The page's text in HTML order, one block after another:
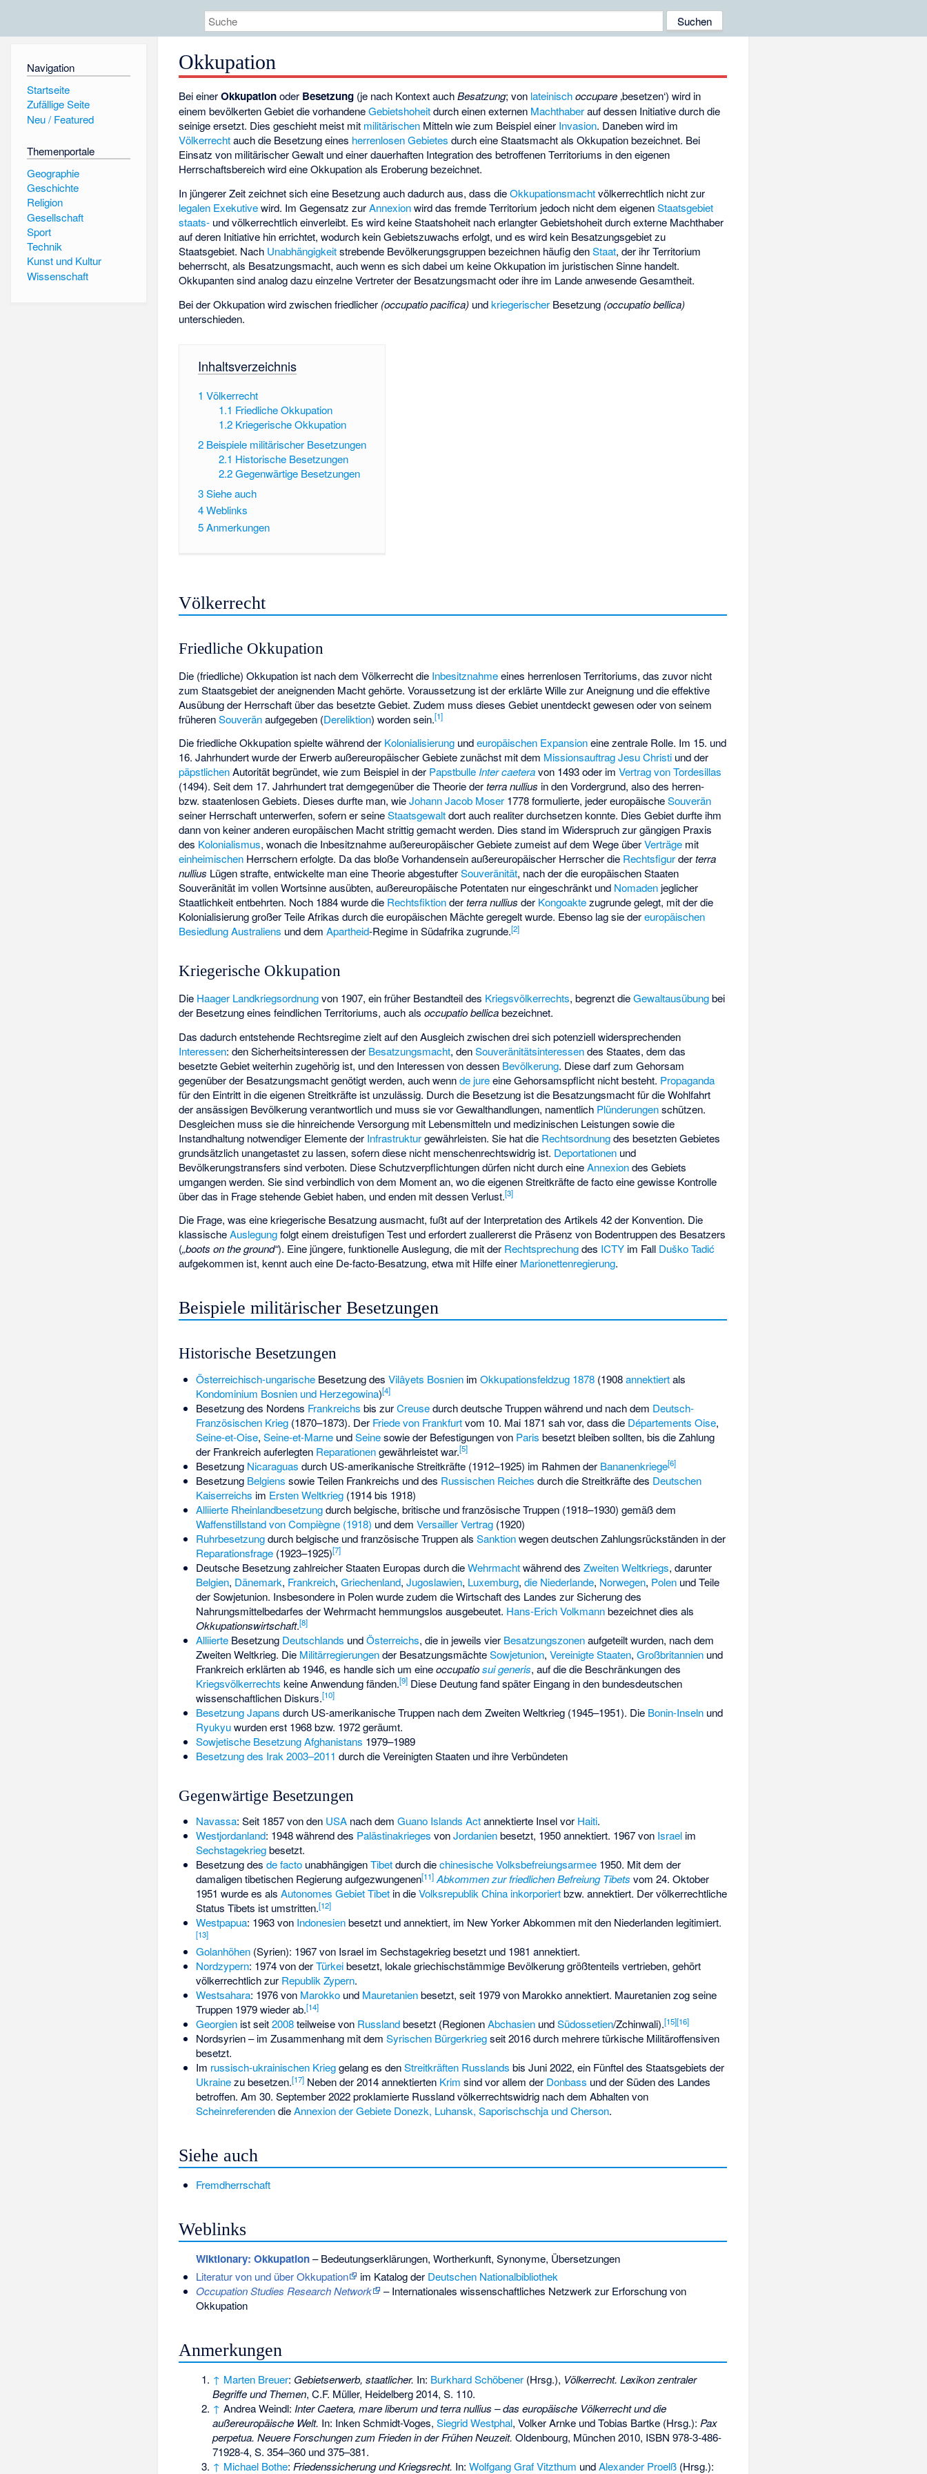
Navigation
Startseite
Zufällige Seite
Neu / Featured
Themenportale
Geographie
Geschichte
Religion
Gesellschaft
Sport
Technik
Kunst und Kultur
Wissenschaft
Okkupation
Bei einerOkkupationoder Besetzung (je nach Kontext auchBesatzung; von lateinisch occupare ‚besetzen‘) wird in
einem bevölkerten Gebiet die vorhandeneGebietshoheitdurch einen externen Machthaberauf dessen Initiative durch die
seinige ersetzt. Dies geschieht meist mit militärischen Mitteln wie zum Beispiel einer Invasion. Daneben wird im
Völkerrechtauch die Besetzung eines herrenlosen Gebietes durch eine Staatsmacht als Okkupation bezeichnet. Bei
Einsatz von militärischer Gewalt und einer dauerhaften Integration des betroffenen Territoriums in den eigenen
Herrschaftsbereich wird eine Okkupation als Eroberung bezeichnet.
In jüngerer Zeit zeichnet sich eine Besetzung auch dadurch aus, dass dieOkkupationsmachtvölkerrechtlich nicht zur
legalen Exekutivewird. Im Gegensatz zurAnnexionwird das fremde Territorium jedoch nicht dem eigenenStaatsgebiet
staats- und völkerrechtlich einverleibt. Es wird keine Staatshoheit nach erlangter Gebietshoheit durch externe Machthaber
auf deren Initiative hin errichtet, wodurch kein Gebietszuwachs erfolgt, und es wird kein Besatzungsgebiet zu
Staatsgebiet. Nach Unabhängigkeitstrebende Bevölkerungsgruppen bezeichnen häufig denStaat, der ihr Territorium
beherrscht, als Besatzungsmacht, auch wenn es sich dabei um keine Okkupation im juristischen Sinne handelt.
Okkupanten sind analog dazu einzelne Vertreter der Besatzungsmacht oder ihre im Lande anwesende Gesamtheit.
Bei der Okkupation wird zwischen friedlicher (occupatio pacifica) undkriegerischer Besetzung (occupatio bellica)
unterschieden.
Inhaltsverzeichnis
1 Völkerrecht
1.1 Friedliche Okkupation
1.2 Kriegerische Okkupation
2 Beispiele militärischer Besetzungen
2.1 Historische Besetzungen
2.2 Gegenwärtige Besetzungen
3Siehe auch
4Weblinks
5Anmerkungen
Völkerrecht
Friedliche Okkupation
Die (friedliche) Okkupation ist nach dem Völkerrecht die Inbesitznahmeeines herrenlosen Territoriums, das zuvor nicht
zum Staatsgebiet der aneignenden Macht gehörte. Voraussetzung ist der erklärte Wille zur Aneignung und die effektive
Ausübung der Herrschaft über das besetzte Gebiet. Zudem muss dieses Gebiet unentdeckt gewesen oder von seinem
früherenSouveränaufgegeben (Dereliktion) worden sein.[1]
Die friedliche Okkupation spielte während der Kolonialisierung undeuropäischen Expansioneine zentrale Rolle. Im 15. und
16. Jahrhundert wurde der Erwerb außereuropäischer Gebiete zunächst mit dem Missionsauftrag Jesu Christi und der
päpstlichenAutorität begründet, wie zum Beispiel in der Papstbulle Inter caeteravon 1493 oder imVertrag von Tordesillas
(1494). Seit dem 17. Jahrhundert trat demgegenüber die Theorie derterra nullius in den Vordergrund, also des herren-
bzw. staatenlosen Gebiets. Dieses durfte man, wieJohann Jacob Moser 1778 formulierte, jeder europäischeSouverän
seiner Herrschaft unterwerfen, sofern er seineStaatsgewaltdort auch realiter durchsetzen konnte. Dies Gebiet durfte ihm
dann von keiner anderen europäischen Macht strittig gemacht werden. Dies stand im Widerspruch zur gängigen Praxis
des Kolonialismus, wonach die Inbesitznahme außereuropäischer Gebiete zumeist auf dem Wege überVerträge mit
einheimischen Herrschern erfolgte. Da das bloße Vorhandensein außereuropäischer Herrscher die Rechtsfigurderterra
nullius Lügen strafte, entwickelte man eine Theorie abgestufterSouveränität, nach der die europäischen Staaten
Souveränität im vollen Wortsinne ausübten, außereuropäische Potentaten nur eingeschränkt und Nomaden jeglicher
Staatlichkeit entbehrten. Noch 1884 wurde die Rechtsfiktionderterra nullius der Kongoaktezugrunde gelegt, mit der die
Kolonialisierung großer Teile Afrikas durch die europäischen Mächte geregelt wurde. Ebenso lag sie dereuropäischen
Besiedlung Australiens und demApartheid-Regime in Südafrika zugrunde.[2]
Kriegerische Okkupation
Die Haager Landkriegsordnungvon 1907, ein früher Bestandteil des Kriegsvölkerrechts, begrenzt dieGewaltausübungbei
der Besetzung eines feindlichen Territoriums, auch alsoccupatio bellicabezeichnet.
Das dadurch entstehende Rechtsregime zielt auf den Ausgleich zwischen drei sich potenziell widersprechenden
Interessen: den Sicherheitsinteressen der Besatzungsmacht, denSouveränitätsinteressendes Staates, dem das
besetzte Gebiet weiterhin zugehörig ist, und den Interessen von dessen Bevölkerung. Diese darf zum Gehorsam
gegenüber der Besatzungsmacht genötigt werden, auch wennde jureeine Gehorsamspflicht nicht besteht. Propaganda
für den Eintritt in die eigenen Streitkräfte ist unzulässig. Durch die Besetzung ist die Besatzungsmacht für die Wohlfahrt
der ansässigen Bevölkerung verantwortlich und muss sie vor Gewalthandlungen, namentlich Plünderungenschützen.
Desgleichen muss sie die hinreichende Versorgung mit Lebensmitteln und medizinischen Leistungen sowie die
Instandhaltung notwendiger Elemente der Infrastrukturgewährleisten. Sie hat die Rechtsordnungdes besetzten Gebietes
grundsätzlich unangetastet zu lassen, sofern diese nicht menschenrechtswidrig ist. Deportationen und
Bevölkerungstransfers sind verboten. Diese Schutzverpflichtungen dürfen nicht durch eineAnnexiondes Gebiets
umgangen werden. Sie sind verbindlich von dem Moment an, wo die eigenen Streitkräfte de facto eine gewisse Kontrolle
über das in Frage stehende Gebiet haben, und enden mit dessen Verlust.[3]
Die Frage, was eine kriegerische Besatzung ausmacht, fußt auf der Interpretation des Artikels 42 der Konvention. Die
klassischeAuslegungfolgt einem dreistufigen Test und erfordert zuallererst die Präsenz von Bodentruppen des Besatzers
(„boots on the ground“). Eine jüngere, funktionelle Auslegung, die mit der Rechtsprechungdes ICTY im Fall Duško Tadić
aufgekommen ist, kennt auch eine De-facto-Besatzung, etwa mit Hilfe einer Marionettenregierung.
Beispiele militärischer Besetzungen
Historische Besetzungen
Österreichisch-ungarischeBesetzung des Vilâyets Bosnienim Okkupationsfeldzug 1878(1908annektiertals
Kondominium Bosnien und Herzegowina)[4]
Besetzung des Nordens Frankreichs bis zurCreusedurch deutsche Truppen während und nach dem Deutsch-
Französischen Krieg(1870–1873). Der Friede von Frankfurtvom 10. Mai 1871 sah vor, dass die Départements Oise,
Seine-et-Oise, Seine-et-MarneundSeinesowie der Befestigungen von Paris besetzt bleiben sollten, bis die Zahlung
der Frankreich auferlegten Reparationengewährleistet war.[5]
Besetzung Nicaraguas durch US-amerikanische Streitkräfte(1912–1925) im Rahmen der Bananenkriege[6]
Besetzung Belgiens sowie Teilen Frankreichs und des Russischen Reiches durch die Streitkräfte des Deutschen
Kaiserreichs im Ersten Weltkrieg(1914 bis 1918)
Alliierte Rheinlandbesetzungdurch belgische, britische und französische Truppen (1918–1930) gemäß dem
Waffenstillstand von Compiègne (1918) und dem Versailler Vertrag(1920)
Ruhrbesetzungdurch belgische und französische Truppen als Sanktionwegen deutschen Zahlungsrückständen in der
Reparationsfrage(1923–1925)[7]
Deutsche Besetzung zahlreicher Staaten Europas durch dieWehrmachtwährend des Zweiten Weltkriegs, darunter
Belgien, Dänemark, Frankreich, Griechenland, Jugoslawien, Luxemburg, die Niederlande, Norwegen, Polenund Teile
derSowjetunion. Insbesondere in Polen wurde zudem die Wirtschaft des Landes zur Sicherung des
Nahrungsmittelbedarfes der Wehrmacht hemmungslos ausgebeutet. Hans-Erich Volkmannbezeichnet dies als
Okkupationswirtschaft.[8]
AlliierteBesetzung Deutschlands undÖsterreichs, die in jeweils vier Besatzungszonenaufgeteilt wurden, nach dem
Zweiten Weltkrieg. Die Militärregierungender BesatzungsmächteSowjetunion, Vereinigte Staaten, Großbritannienund
Frankreich erklärten ab 1946, es handle sich um eineoccupatiosui generis, auf die die Beschränkungen des
Kriegsvölkerrechts keine Anwendung fänden.[9]Diese Deutung fand später Eingang in den bundesdeutschen
wissenschaftlichen Diskurs.[10]
Besetzung Japans durch US-amerikanische Truppen nach dem Zweiten Weltkrieg (1945–1951). Die Bonin-Inselnund
Ryukyuwurden erst 1968 bzw. 1972 geräumt.
Sowjetische Besetzung Afghanistans 1979–1989
Besetzung des Irak 2003–2011 durch die Vereinigten Staaten und ihre Verbündeten
Gegenwärtige Besetzungen
Navassa: Seit 1857 von den USAnach dem Guano Islands Actannektierte Insel vor Haiti.
Westjordanland: 1948 während des Palästinakrieges vonJordanienbesetzt, 1950 annektiert. 1967 von Israelim
Sechstagekriegbesetzt.
Besetzung des de factounabhängigenTibetdurch diechinesische Volksbefreiungsarmee1950. Mit dem der
damaligen tibetischen Regierung aufgezwungenen[11] Abkommen zur friedlichen Befreiung Tibets vom 24. Oktober
1951 wurde es als Autonomes Gebiet Tibetin dieVolksrepublik China inkorporiertbzw. annektiert. Der völkerrechtliche
Status Tibets ist umstritten.[12]
Westpapua: 1963 von Indonesienbesetzt und annektiert, im New Yorker Abkommenmit den Niederlanden legitimiert.
[13]
Golanhöhen(Syrien): 1967 von Israel im Sechstagekrieg besetzt und 1981 annektiert.
Nordzypern: 1974 von derTürkeibesetzt, lokale griechischstämmige Bevölkerung größtenteils vertrieben, gehört
völkerrechtlich zur Republik Zypern.
Westsahara: 1976 von Marokkound Mauretanienbesetzt, seit 1979 von Marokko annektiert. Mauretanien zog seine
Truppen 1979 wieder ab.[14]
Georgienist seit2008teilweise von Russlandbesetzt (RegionenAbchasienundSüdossetien/Zchinwali).[15][16]
Nordsyrien– im Zusammenhang mit dem Syrischen Bürgerkriegseit 2016 durch mehrere türkische Militäroffensiven
besetzt.
Im russisch-ukrainischen Krieggelang es denStreitkräften Russlands bis Juni 2022, ein Fünftel des Staatsgebiets der
Ukrainezu besetzen.[17]Neben der 2014 annektierten Krim sind vor allem der Donbass und der Süden des Landes
betroffen. Am 30. September 2022 proklamierte Russland völkerrechtswidrig nach dem Abhalten von
ScheinreferendendieAnnexion der Gebiete Donezk, Luhansk, Saporischschja und Cherson.
Siehe auch
Fremdherrschaft
Weblinks
Wiktionary: Okkupation– Bedeutungserklärungen, Wortherkunft, Synonyme, Übersetzungen
Literatur von und über Okkupation
im Katalog der Deutschen Nationalbibliothek
Occupation Studies Research Network
– Internationales wissenschaftliches Netzwerk zur Erforschung von
Okkupation
Anmerkungen
↑ Marten Breuer: Gebietserwerb, staatlicher. In: Burkhard Schöbener (Hrsg.), Völkerrecht. Lexikon zentraler
Begriffe und Themen, C.F. Müller, Heidelberg 2014, S. 110.
↑ Andrea Weindl: Inter Caetera, mare liberum und terra nullius – das europäische Völkerrecht und die
außereuropäische Welt. In: Inken Schmidt-Voges, Siegrid Westphal, Volker Arnke und Tobias Bartke (Hrsg.): Pax
perpetua. Neuere Forschungen zum Frieden in der Frühen Neuzeit. Oldenbourg, München 2010, ISBN 978-3-486-
71928-4, S. 354–360 und 375–381.
↑ Michael Bothe: Friedenssicherung und Kriegsrecht. In: Wolfgang Graf Vitzthum undAlexander Proelß (Hrsg.):